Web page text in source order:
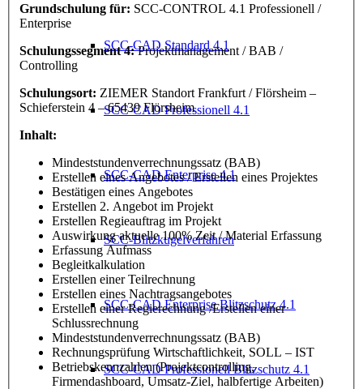
SCC-CAD Standard 4.1
SCC-CAD Professionell 4.1
SCC-CAD Enterprise 4.1
SCC-Blitzkugelverfahren
SCC-CAD Enterprise Blitzschutz 4.1
SCC-CAD Professionell Blitzschutz 4.1
Grundschulung für: SCC-CONTROL 4.1 Professionell /
Enterprise
Schulungssegment 4:Projektmanagement / BAB /
Controlling
Schulungsort: ZIEMER Standort Frankfurt / Flörsheim –
Schieferstein 4 – 65439 Flörsheim
Inhalt:
Mindeststundenverrechnungssatz (BAB)
Erstellen eines Angebotes / Erstellen eines Projektes
Bestätigen eines Angebotes
Erstellen 2. Angebot im Projekt
Erstellen Regieauftrag im Projekt
Auswirkung aktuelle 100% Zeit / Material Erfassung
Erfassung Aufmass
Begleitkalkulation
Erstellen einer Teilrechnung
Erstellen eines Nachtragsangebotes
Erstellen einer Regierechnung /Erstellen einer
Schlussrechnung
Mindeststundenverrechnungssatz (BAB)
Rechnungsprüfung Wirtschaftlichkeit, SOLL – IST
Betriebskennzahlen (Projektcontrolling,
Firmendashboard, Umsatz-Ziel, halbfertige Arbeiten)